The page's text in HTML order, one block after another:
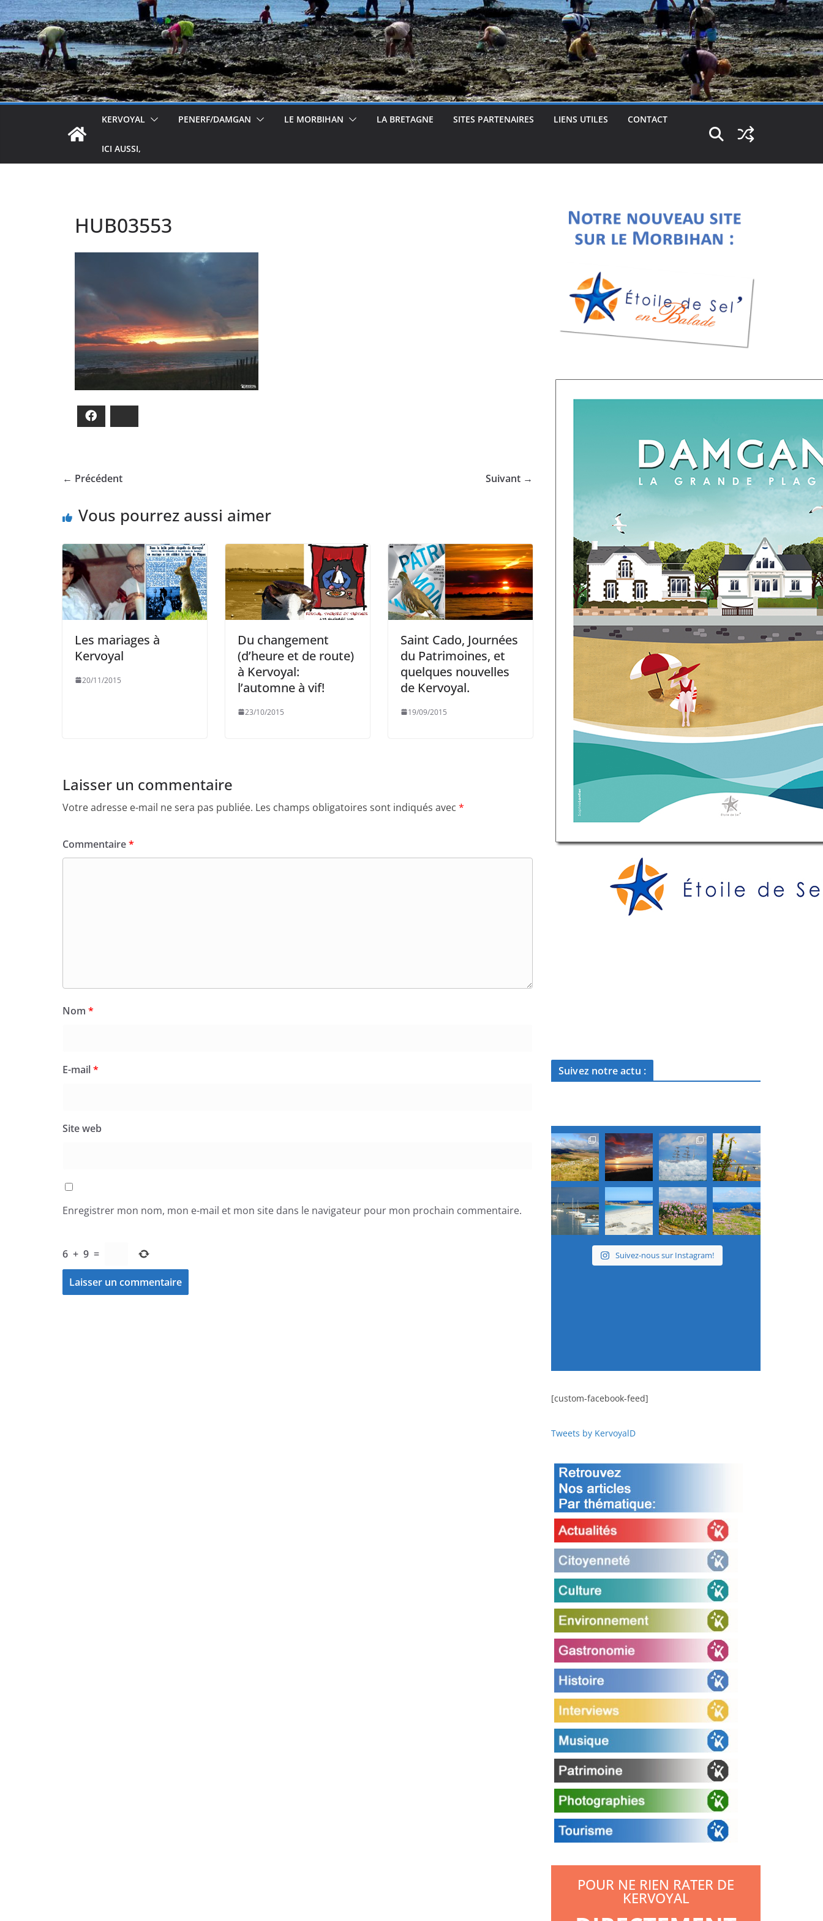
KERVOYAL PENERF/DAMGAN LE MORBIHAN LA BRETAGNE SITES PARTENAIRES LIENS UTILES CONTACT
ICI AUSSI,
HUB03553
← Précédent Suivant →
Vous pourrez aussi aimer
Les mariages à
Kervoyal
20/11/2015
Du changement
(d’heure et de route)
à Kervoyal:
l’automne à vif!
23/10/2015
Saint Cado, Journées
du Patrimoines, et
quelques nouvelles
de Kervoyal.
19/09/2015
Laisser un commentaire
Votre adresse e-mail ne sera pas publiée. Les champs obligatoires sont indiqués avec *
Commentaire*
Nom *
E-mail*
Site web
Enregistrer mon nom, mon e-mail et mon site dans le navigateur pour mon prochain commentaire.
6 + 9 =
Suivez notre actu :
Suivez-nous sur Instagram!
[custom-facebook-feed]
Tweets by KervoyalD
POUR NE RIEN RATER DE
KERVOYAL